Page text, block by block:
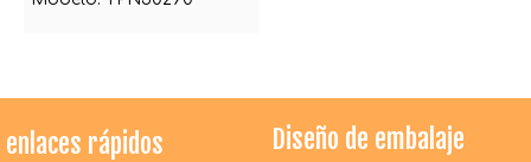
enlaces rápidos Diseño de embalaje